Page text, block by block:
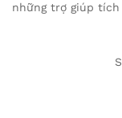
những trợ giúp tích